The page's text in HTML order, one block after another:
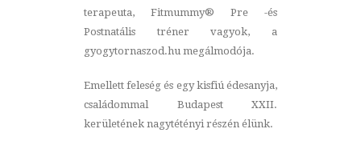
terapeuta, Fitmummy® Pre -és
Postnatális tréner vagyok, a
gyogytornaszod.hu megálmodója.
Emellett feleség és egy kisfiú édesanyja,
családommal Budapest XXII.
kerületének nagytétényi részén élünk.